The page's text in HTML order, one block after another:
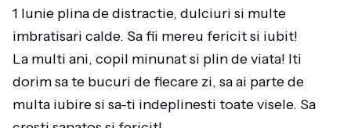
1 Iunie plina de distractie, dulciuri si multe
imbratisari calde. Sa fii mereu fericit si iubit!
La multi ani, copil minunat si plin de viata! Iti
dorim sa te bucuri de fiecare zi, sa ai parte de
multa iubire si sa-ti indeplinesti toate visele. Sa